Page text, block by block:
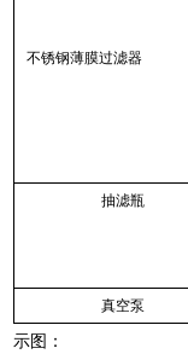
不锈钢薄膜过滤器
抽滤瓶
真空泵
示图：